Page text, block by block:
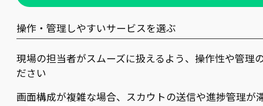
操作・管理しやすいサービスを選ぶ
現場の担当者がスムーズに扱えるよう、操作性や管理
ださい
画面構成が複雑な場合、スカウトの送信や進捗管理が